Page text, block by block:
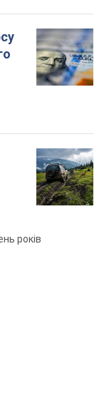
років